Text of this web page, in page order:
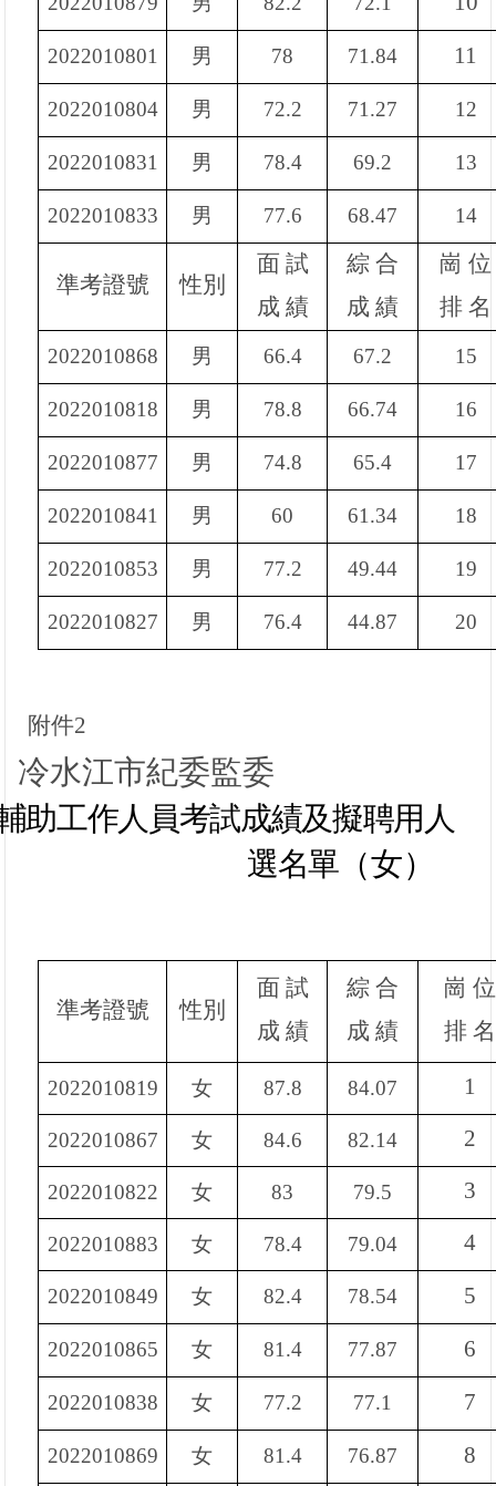
2022010801 男 78 71.84 11
2022010804 男 72.2 71.27 12
2022010831 男 78.4 69.2 13
2022010833 男 77.6 68.47 14
準考證號 性別
面 試
成 績
綜 合
成 績
崗 位
排 名
2022010868 男 66.4 67.2 15
2022010818 男 78.8 66.74 16
2022010877 男 74.8 65.4 17
2022010841 男 60 61.34 18
2022010853 男 77.2 49.44 19
2022010827 男 76.4 44.87 20
附件2
冷水江市紀委監委
助工作人員考試成績及擬聘用 人
選名單 （女）
準考證號 性別
面 試
成 績
綜 合
成 績
崗 位
排 名
2022010819 女 87.8 84.07 1
2022010867 女 84.6 82.14 2
2022010822 女 83 79.5 3
2022010883 女 78.4 79.04 4
2022010849 女 82.4 78.54 5
2022010865 女 81.4 77.87 6
2022010838 女 77.2 77.1 7
2022010869 女 81.4 76.87 8